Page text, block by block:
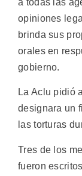
a todas las
opiniones
brinda sus
orales en
gobierno.
La Aclu pidió
designara un
las torturas
Tres de los
fueron